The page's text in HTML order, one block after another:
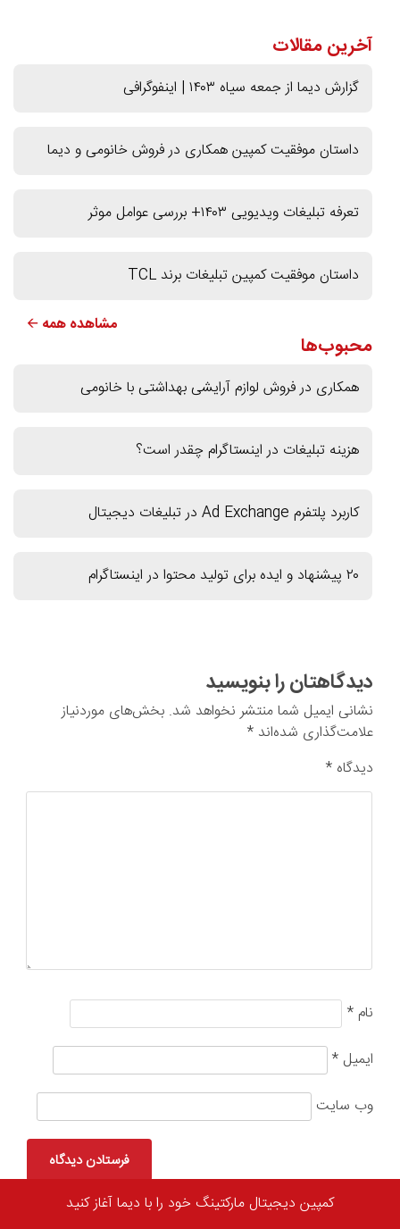
کمپین دیجیتال مارکتینگ خود را با دیما آغاز کنید
آخرین مقالات
گزارش دیما از جمعه سیاه ۱۴۰۳ | اینفوگرافی
داستان موفقیت کمپین همکاری در فروش خانومی و دیما
تعرفه تبلیغات ویدیویی ۱۴۰۳+ بررسی عوامل موثر
داستان موفقیت کمپین تبلیغات برند TCL
مشاهده همه 🡨
محبوب‌ها
همکاری در فروش لوازم آرایشی بهداشتی با خانومی
هزینه تبلیغات در اینستاگرام چقدر است؟
کاربرد پلتفرم Ad Exchange در تبلیغات دیجیتال
۲۰ پیشنهاد و ایده برای تولید محتوا در اینستاگرام
دیدگاهتان را بنویسید
نشانی ایمیل شما منتشر نخواهد شد. بخش‌های موردنیاز
علامت‌گذاری شده‌اند *
دیدگاه *
نام *
ایمیل *
وب‌ سایت